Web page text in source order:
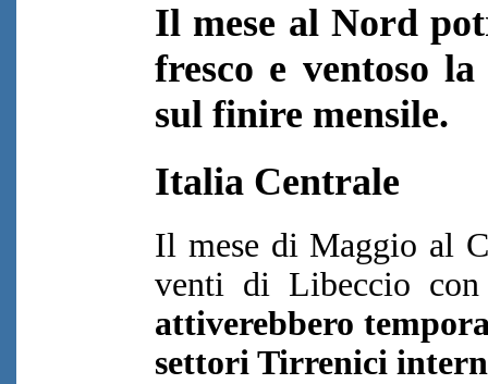
Il mese al Nord
fresco e ventoso
sul finire mensile.
Italia Centrale
Il mese di Maggio al
venti di Libeccio con
attiverebbero
settori Tirrenici